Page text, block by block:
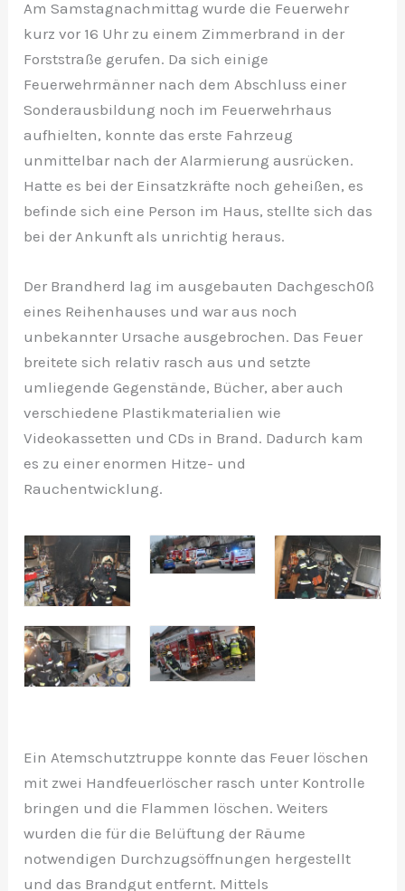
Am Samstagnachmittag wurde die Feuerwehr
kurz vor 16 Uhr zu einem Zimmerbrand in der
Forststraße gerufen. Da sich einige
Feuerwehrmänner nach dem Abschluss einer
Sonderausbildung noch im Feuerwehrhaus
aufhielten, konnte das erste Fahrzeug
unmittelbar nach der Alarmierung ausrücken.
Hatte es bei der Einsatzkräfte noch geheißen, es
befinde sich eine Person im Haus, stellte sich das
bei der Ankunft als unrichtig heraus.
Der Brandherd lag im ausgebauten Dachgesch0ß
eines Reihenhauses und war aus noch
unbekannter Ursache ausgebrochen. Das Feuer
breitete sich relativ rasch aus und setzte
umliegende Gegenstände, Bücher, aber auch
verschiedene Plastikmaterialien wie
Videokassetten und CDs in Brand. Dadurch kam
es zu einer enormen Hitze- und
Rauchentwicklung.
Ein Atemschutztruppe konnte das Feuer löschen
mit zwei Handfeuerlöscher rasch unter Kontrolle
bringen und die Flammen löschen. Weiters
wurden die für die Belüftung der Räume
notwendigen Durchzugsöffnungen hergestellt
und das Brandgut entfernt. Mittels